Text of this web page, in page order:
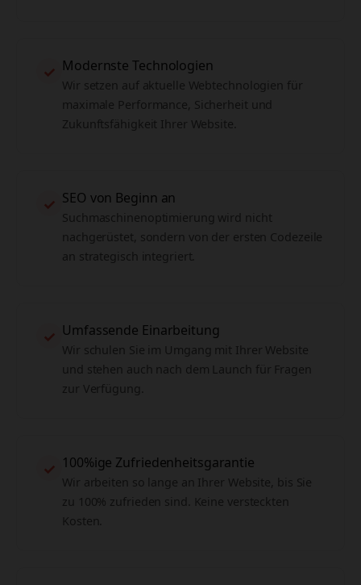
✓ Modernste Technologien
Wir setzen auf aktuelle Webtechnologien für
maximale Performance, Sicherheit und
Zukunftsfähigkeit Ihrer Website.
✓ SEO von Beginn an
Suchmaschinenoptimierung wird nicht
nachgerüstet, sondern von der ersten Codezeile
an strategisch integriert.
✓ Umfassende Einarbeitung
Wir schulen Sie im Umgang mit Ihrer Website
und stehen auch nach dem Launch für Fragen
zur Verfügung.
✓ 100%ige Zufriedenheitsgarantie
Wir arbeiten so lange an Ihrer Website, bis Sie
zu 100% zufrieden sind. Keine versteckten
Kosten.